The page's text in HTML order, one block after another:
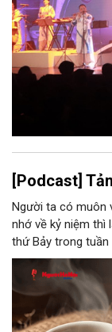
[Podcast]
Người ta có muôn
nhớ về kỷ niệm thì
thứ Bảy trong
đợi giọt đắng của
chiếc ly sứ như